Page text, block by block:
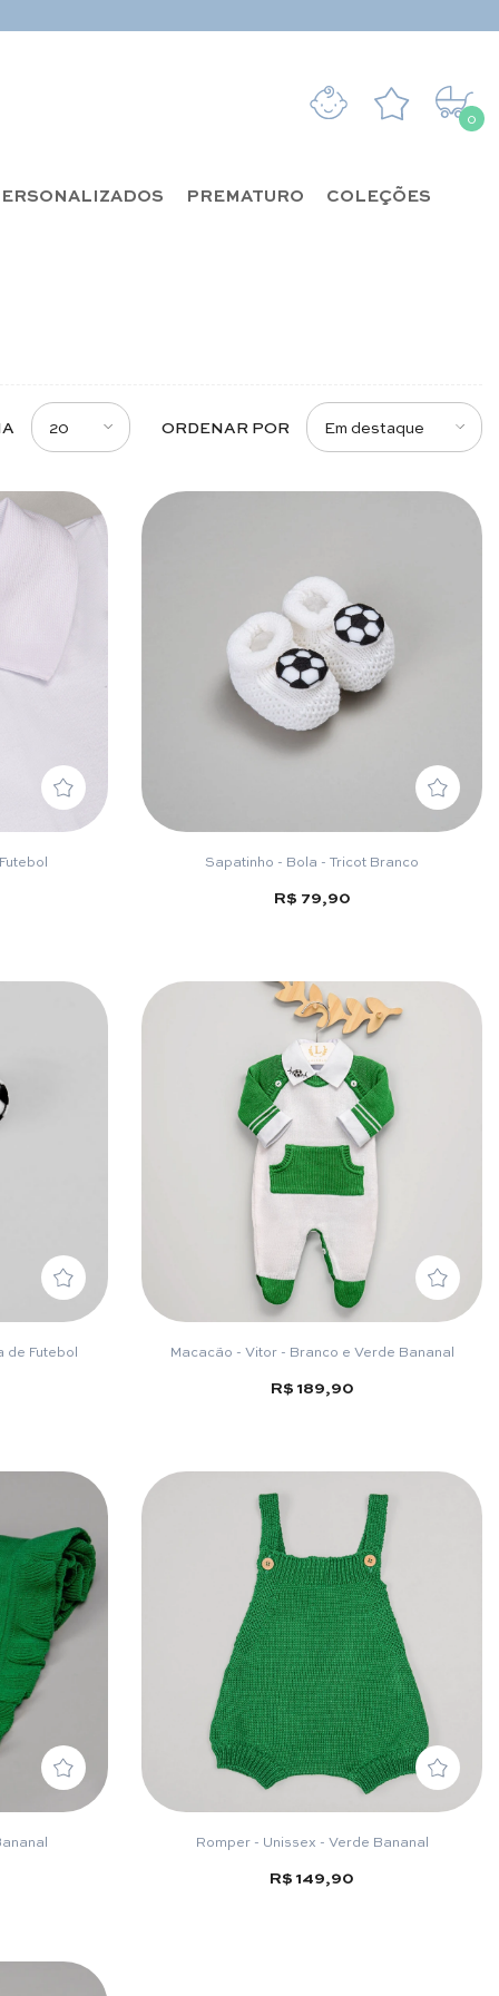
0
0
PREMATURO COLEÇÕES
20 ORDENAR POR Em destaque
Sapatinho - Bola - Tricot Branco
R$ 79,90
de Futebol Macacão - Vitor - Branco e Verde Bananal
R$ 189,90
Romper - Unissex - Verde Bananal
R$ 149,90